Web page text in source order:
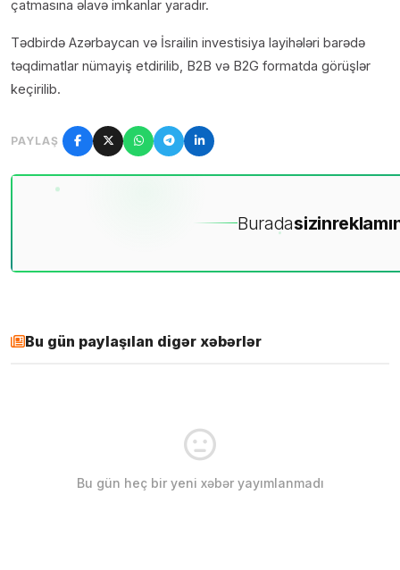
çatmasına əlavə imkanlar yaradır.
Tədbirdə Azərbaycan və İsrailin investisiya layihələri barədə
təqdimatlar nümayiş etdirilib, B2B və B2G formatda görüşlər
keçirilib.
PAYLAŞ
Buradasizin
Bu gün paylaşılan digər xəbərlər
Bu gün heç bir yeni xəbər yayımlanmadı